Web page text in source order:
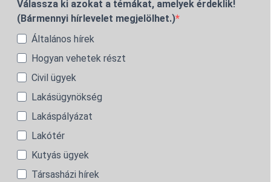
Válassza ki azokat a témákat, amelyek érdeklik!
(Bármennyi hírlevelet megjelölhet.)
Általános hírek
Hogyan vehetek részt
Civil ügyek
Lakásügynökség
Lakáspályázat
Lakótér
Kutyás ügyek
Társasházi hírek